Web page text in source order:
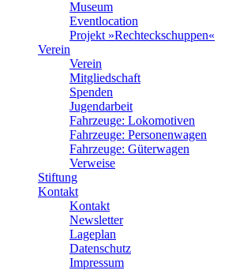
Museum
Eventlocation
Projekt »Rechteckschuppen«
Verein
Verein
Mitgliedschaft
Spenden
Jugendarbeit
Fahrzeuge: Lokomotiven
Fahrzeuge: Personenwagen
Fahrzeuge: Güterwagen
Verweise
Stiftung
Kontakt
Kontakt
Newsletter
Lageplan
Datenschutz
Impressum